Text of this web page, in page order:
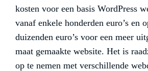
kosten voor een basis WordPress
vanaf enkele honderden euro’s en
duizenden euro’s voor een meer
maat gemaakte website. Het is
op te nemen met verschillende